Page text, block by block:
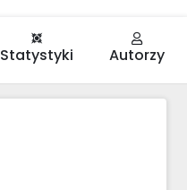
Statystyki Autorzy